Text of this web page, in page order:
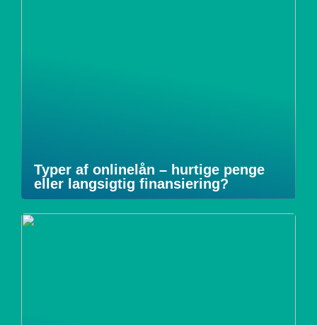
Typer af onlinelån – hurtige penge
eller langsigtig finansiering?